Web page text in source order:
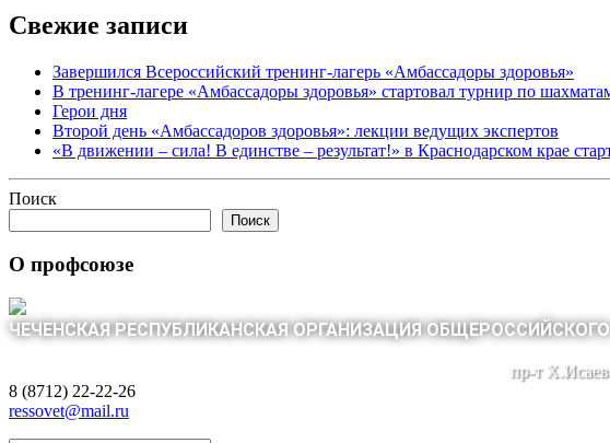
Свежие записи
Завершился Всероссийский тренинг-лагерь «Амбассадоры здоровья»
В тренинг-лагере «Амбассадоры здоровья» стартовал турнир по
Герои дня
Второй день «Амбассадоров здоровья»: лекции ведущих экспертов
«В движении – сила! В единстве – результат!» в Краснодарском крае
Поиск
Поиск
О профсоюзе
ЧЕЧЕНСКАЯ РЕСПУБЛИКАНСКАЯ ОРГАНИЗАЦИЯ
пр-т
8 (8712) 22-22-26
ressovet@mail.ru